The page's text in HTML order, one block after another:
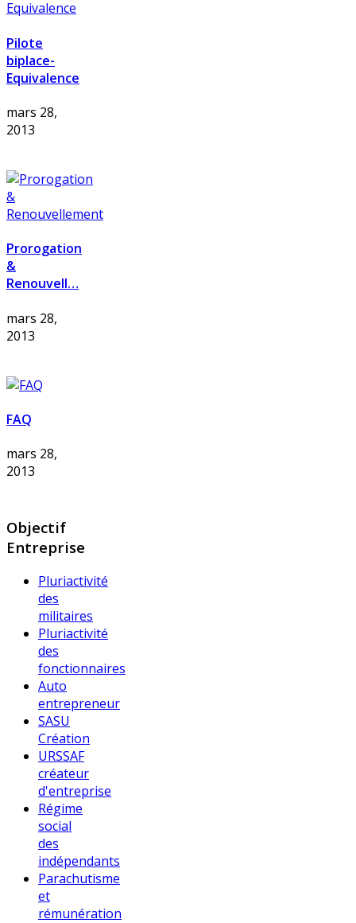
Pilote
biplace-
Equivalence
mars 28,
2013
Prorogation
&
Renouvell…
mars 28,
2013
FAQ
mars 28,
2013
Objectif
Entreprise
Pluriactivité
des
militaires
Pluriactivité
des
fonctionnaires
Auto
entrepreneur
SASU
Création
URSSAF
créateur
d'entreprise
Régime
social
des
indépendants
Parachutisme
et
rémunération